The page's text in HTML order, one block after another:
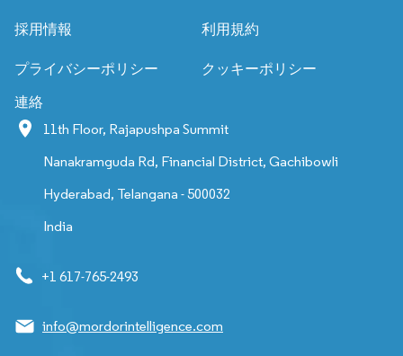
採用情報 利用規約
プライバシーポリシー クッキーポリシー
連絡
11th Floor, Rajapushpa Summit
Nanakramguda Rd, Financial District, Gachibowli
Hyderabad, Telangana - 500032
India
+1 617-765-2493
info@mordorintelligence.com